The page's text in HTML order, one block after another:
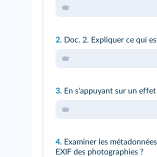
2. Doc. 2. Expliquer ce qui
3. En s'appuyant sur un
4. Examiner les
EXIF des photographies ?